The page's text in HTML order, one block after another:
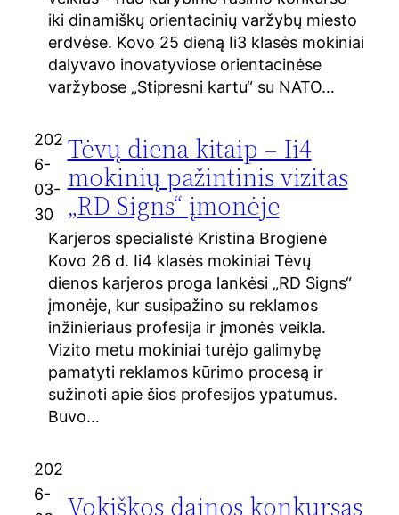
iki dinamiškų orientacinių varžybų miesto
erdvėse. Kovo 25 dieną Ii3 klasės mokiniai
dalyvavo inovatyviose orientacinėse
varžybose „Stipresni kartu“ su NATO…
202
6-
03-
30
Tėvų diena kitaip – Ii4
mokinių pažintinis vizitas
„RD Signs“ įmonėje
Karjeros specialistė Kristina Brogienė
Kovo 26 d. Ii4 klasės mokiniai Tėvų
dienos karjeros proga lankėsi „RD Signs“
įmonėje, kur susipažino su reklamos
inžinieriaus profesija ir įmonės veikla.
Vizito metu mokiniai turėjo galimybę
pamatyti reklamos kūrimo procesą ir
sužinoti apie šios profesijos ypatumus.
Buvo…
202
6-
Vokiškos dainos konkursas